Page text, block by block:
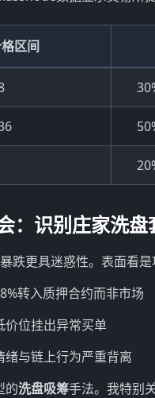
区间
：识别庄家洗盘
跌更具迷惑性。表面看
转入质押合约而非市场
价位挂出异常买单
绪与链上行为严重背离
的洗盘吸筹手法。我特别